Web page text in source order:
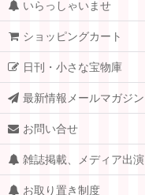
いらっしゃいませ
ショッピングカート
日刊・小さな宝物庫
最新情報メールマガジン
お問い合せ
雑誌掲載、メディア出演
お取り置き制度